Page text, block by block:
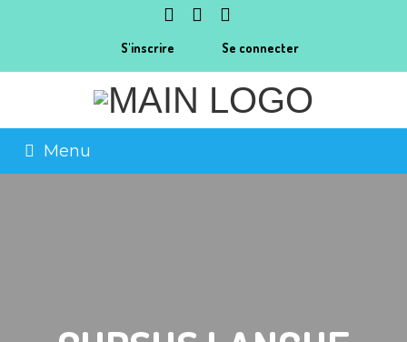
S'inscrire Se connecter
Menu